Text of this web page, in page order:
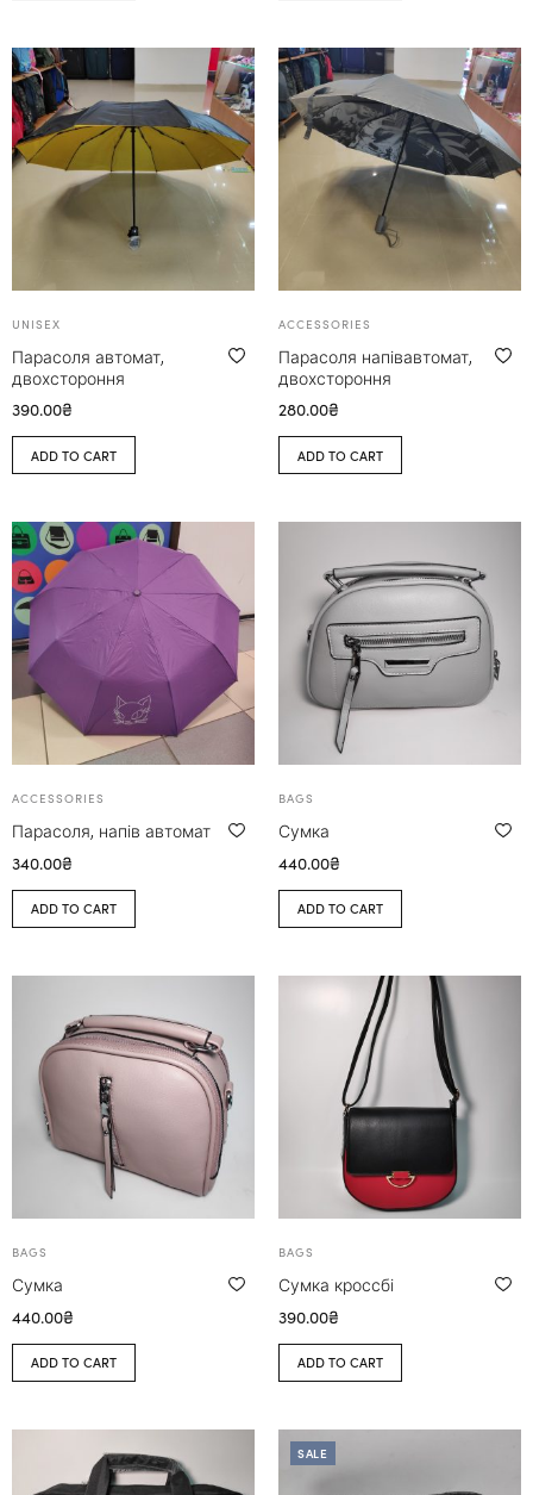
UNISEX
Парасоля автомат,
двохстороння
390.00₴
ADD TO CART
ACCESSORIES
Парасоля напівавтомат,
двохстороння
280.00₴
ADD TO CART
ACCESSORIES
Парасоля, напів автомат
340.00₴
ADD TO CART
BAGS
Сумка
440.00₴
ADD TO CART
BAGS
Сумка
440.00₴
ADD TO CART
BAGS
Сумка кроссбі
390.00₴
ADD TO CART
SALE